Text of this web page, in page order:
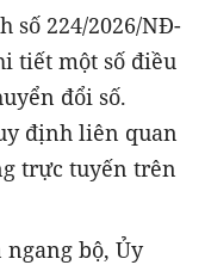
số 224/2026/NĐ-
tiết một số điều
đổi số.
định liên quan
trực tuyến trên
bộ, Ủy